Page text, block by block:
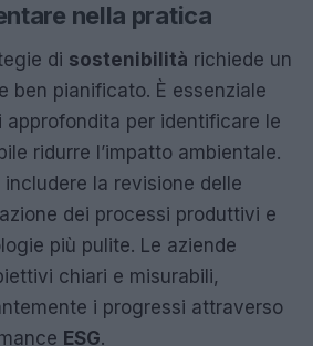
nella pratica
di sostenibilità richiede un
ben pianificato. È essenziale
approfondita per identificare le
ridurre l’impatto ambientale.
la revisione delle
dei processi produttivi e
più pulite. Le aziende
chiari e misurabili,
i progressi attraverso
ESG.